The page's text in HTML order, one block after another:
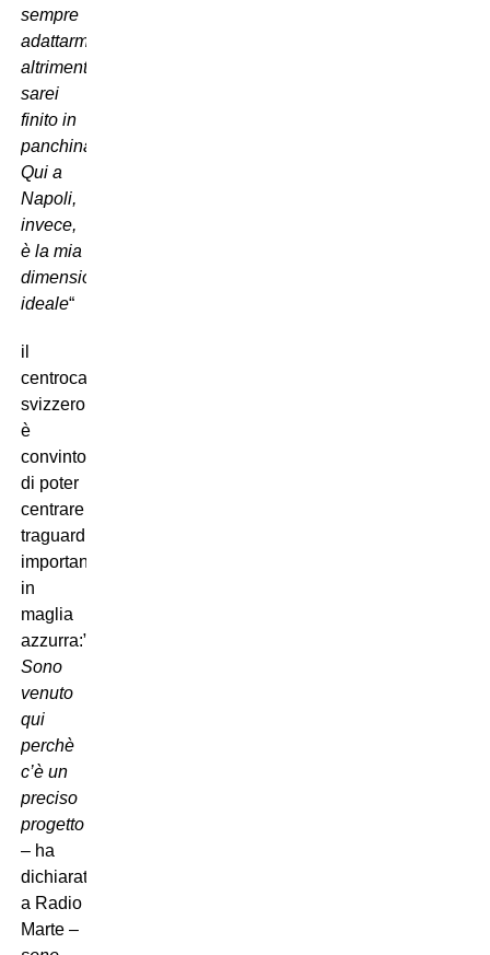
sempre
adattarmi,
altrimenti
sarei
finito in
panchina.
Qui a
Napoli,
invece,
è la mia
dimensione
ideale“
il
centrocampista
svizzero
è
convinto
di poter
centrare
traguardi
importanti
in
maglia
azzurra:”
Sono
venuto
qui
perchè
c’è un
preciso
progetto
– ha
dichiarato
a Radio
Marte –